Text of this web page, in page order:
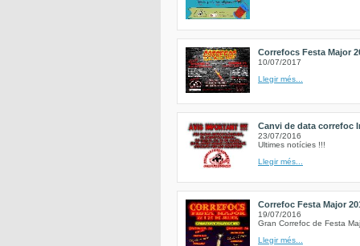
Correfocs Festa Major
10/07/2017
Llegir més...
Canvi de data correfoc
23/07/2016
Ultimes notícies !!!
Llegir més...
Correfoc Festa Major
19/07/2016
Gran Correfoc de Festa
Llegir més...